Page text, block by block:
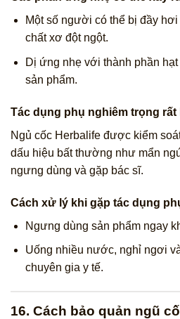
Một số người có thể bị đầy
chất xơ đột ngột.
Dị ứng nhẹ với thành phần
sản phẩm.
Tác dụng phụ nghiêm trọng rất
Ngủ cốc Herbalife được kiểm
dấu hiệu bất thường như mẩn
ngưng dùng và gặp bác sĩ.
Cách xử lý khi gặp tác dụng
Ngưng dùng sản phẩm ngay
Uống nhiều nước, nghỉ ngơi
chuyên gia y tế.
16. Cách bảo quản ngũ